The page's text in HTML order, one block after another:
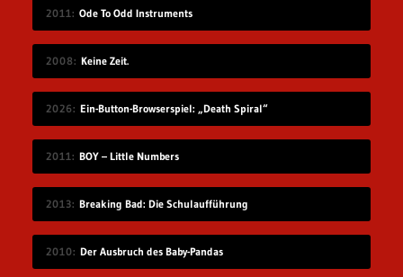
2011 Ode To Odd Instruments
2008 Keine Zeit.
2026 Ein-Button-Browserspiel: „Death Spiral“
2011 BOY – Little Numbers
2013 Breaking Bad: Die Schulaufführung
2010 Der Ausbruch des Baby-Pandas